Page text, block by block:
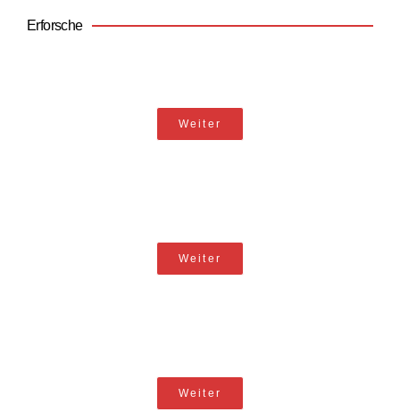
Erforsche
Weiter
Weiter
Weiter